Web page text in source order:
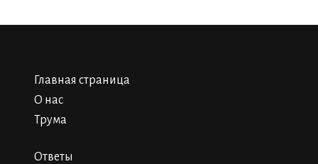
Главная страница
О нас
Трума
Ответы